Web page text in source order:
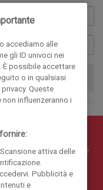
Editoriale S.p.a.
anche parziale
n. 10410 | Capitale
i.v.
accediamo alle
gli ID univoci nei
possibile accettare
o in qualsiasi
Queste
influenzeranno i
attiva delle
Pubblicità e
e